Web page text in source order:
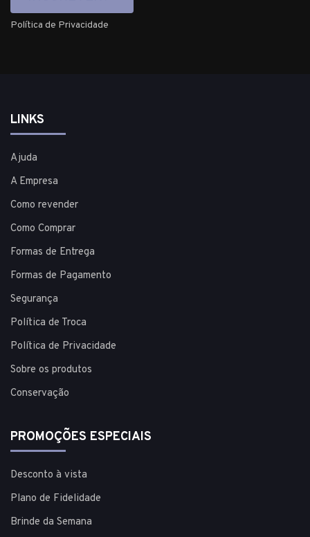
Política de Privacidade
LINKS
Ajuda
A Empresa
Como revender
Como Comprar
Formas de Entrega
Formas de Pagamento
Segurança
Política de Troca
Política de Privacidade
Sobre os produtos
Conservação
PROMOÇÕES ESPECIAIS
Desconto à vista
Plano de Fidelidade
Brinde da Semana